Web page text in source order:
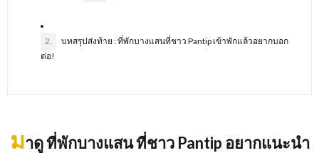
2.
บทสรุปส่งท้าย : ที่พักบางแสนที่ชาว Pantip เข้าพักแล้วอยากบอก
ต่อ!
มาดู ที่พักบางแสน ที่ชาว Pantip อยากแนะนำ